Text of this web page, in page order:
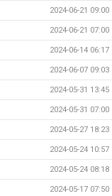
2024-06-21 09:00
2024-06-21 07:00
2024-06-14 06:17
2024-06-07 09:03
2024-05-31 13:45
2024-05-31 07:00
2024-05-27 18:23
2024-05-24 10:57
2024-05-24 08:18
2024-05-17 07:50